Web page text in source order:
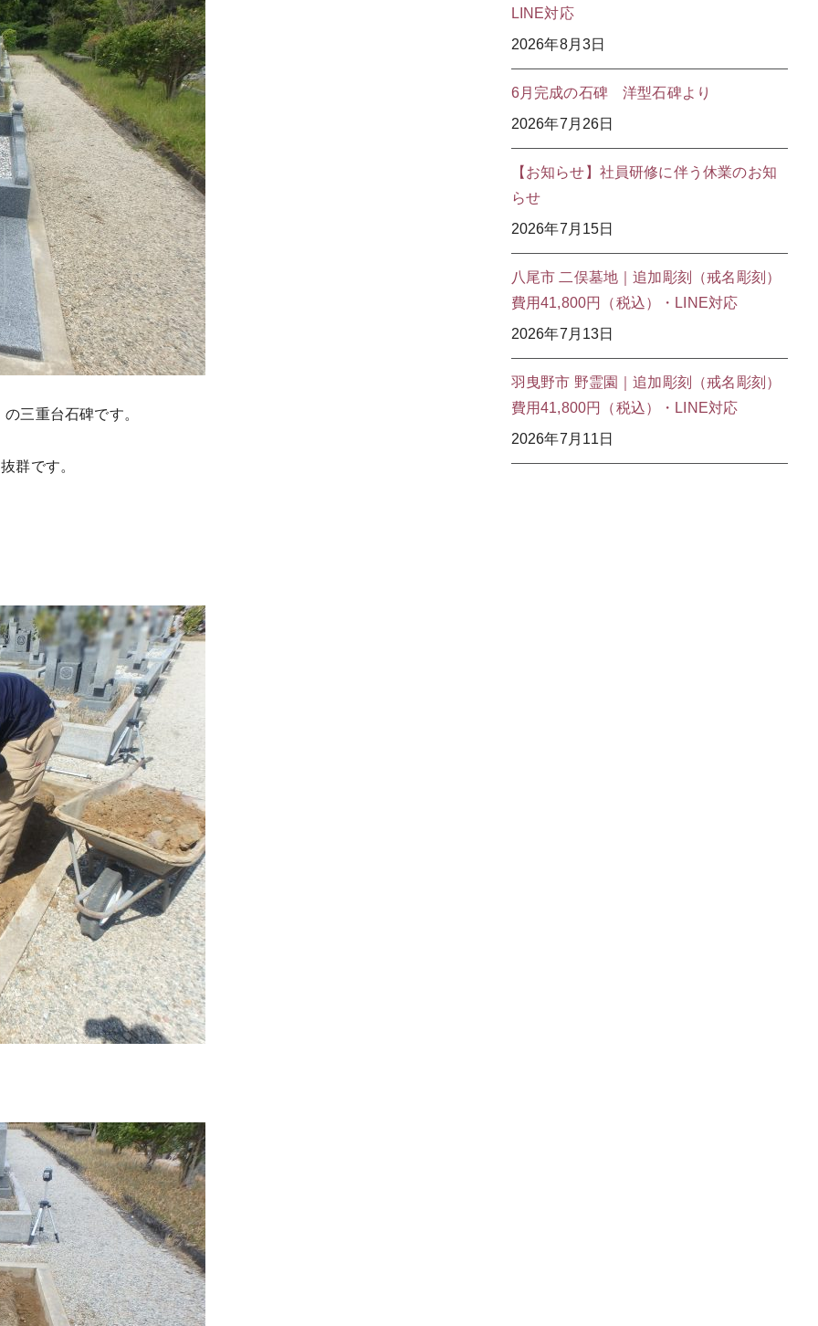
の三重台石碑です。
群です。
LINE対応
2026年8月3日
6月完成の石碑 洋型石碑より
2026年7月26日
【お知らせ】社員研修に伴う休業のお知
らせ
2026年7月15日
八尾市 二俣墓地｜追加彫刻（戒名彫刻）
費用41,800円（税込）・LINE対応
2026年7月13日
羽曳野市 野霊園｜追加彫刻（戒名彫刻）
費用41,800円（税込）・LINE対応
2026年7月11日